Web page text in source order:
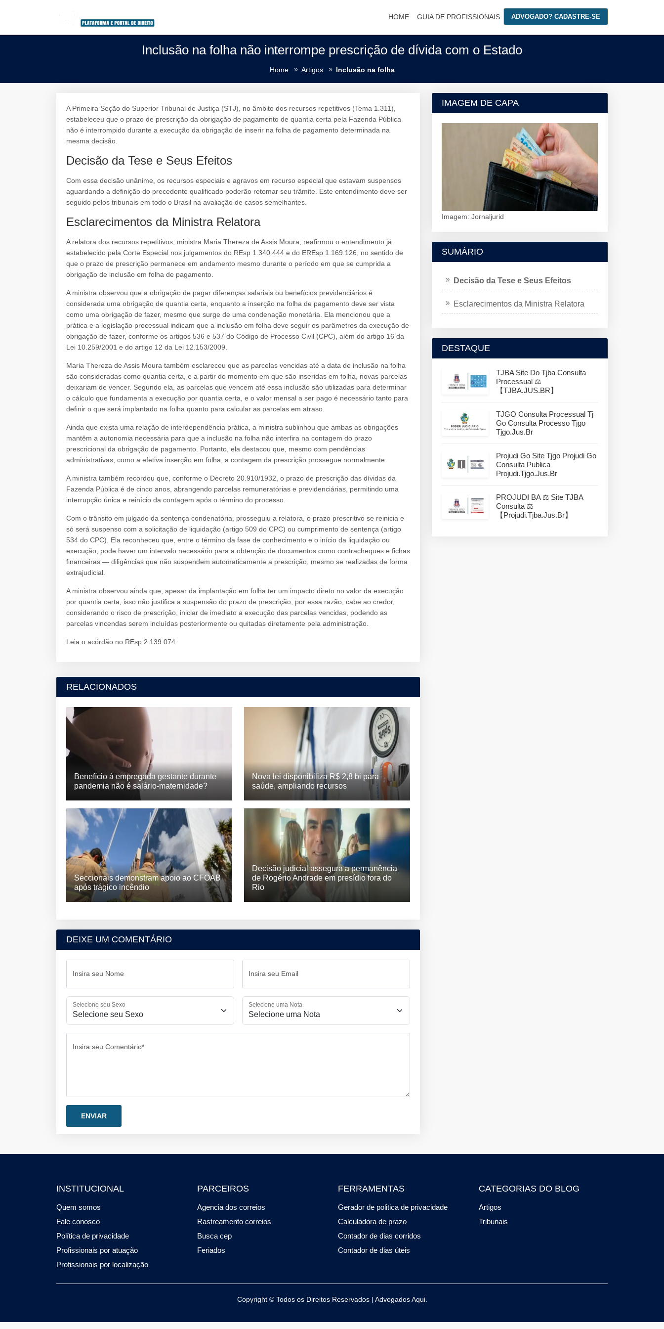
HOME GUIA DE PROFISSIONAIS ADVOGADO? CADASTRE-SE
Inclusão na folha não interrompe prescrição de dívida com o Estado
Home Artigos Inclusão na folha
A Primeira Seção do Superior Tribunal de Justiça (STJ), no âmbito dos recursos repetitivos (Tema 1.311),
estabeleceu que o prazo de prescrição da obrigação de pagamento de quantia certa pela Fazenda Pública
não é interrompido durante a execução da obrigação de inserir na folha de pagamento determinada na
mesma decisão.
Decisão da Tese e Seus Efeitos
Com essa decisão unânime, os recursos especiais e agravos em recurso especial que estavam suspensos
aguardando a definição do precedente qualificado poderão retomar seu trâmite. Este entendimento deve ser
seguido pelos tribunais em todo o Brasil na avaliação de casos semelhantes.
Esclarecimentos da Ministra Relatora
A relatora dos recursos repetitivos, ministra Maria Thereza de Assis Moura, reafirmou o entendimento já
estabelecido pela Corte Especial nos julgamentos do REsp 1.340.444 e do EREsp 1.169.126, no sentido de
que o prazo de prescrição permanece em andamento mesmo durante o período em que se cumprida a
obrigação de inclusão em folha de pagamento.
A ministra observou que a obrigação de pagar diferenças salariais ou benefícios previdenciários é
considerada uma obrigação de quantia certa, enquanto a inserção na folha de pagamento deve ser vista
como uma obrigação de fazer, mesmo que surge de uma condenação monetária. Ela mencionou que a
prática e a legislação processual indicam que a inclusão em folha deve seguir os parâmetros da execução de
obrigação de fazer, conforme os artigos 536 e 537 do Código de Processo Civil (CPC), além do artigo 16 da
Lei 10.259/2001 e do artigo 12 da Lei 12.153/2009.
Maria Thereza de Assis Moura também esclareceu que as parcelas vencidas até a data de inclusão na folha
são consideradas como quantia certa, e a partir do momento em que são inseridas em folha, novas parcelas
deixariam de vencer. Segundo ela, as parcelas que vencem até essa inclusão são utilizadas para determinar
o cálculo que fundamenta a execução por quantia certa, e o valor mensal a ser pago é necessário tanto para
definir o que será implantado na folha quanto para calcular as parcelas em atraso.
Ainda que exista uma relação de interdependência prática, a ministra sublinhou que ambas as obrigações
mantêm a autonomia necessária para que a inclusão na folha não interfira na contagem do prazo
prescricional da obrigação de pagamento. Portanto, ela destacou que, mesmo com pendências
administrativas, como a efetiva inserção em folha, a contagem da prescrição prossegue normalmente.
A ministra também recordou que, conforme o Decreto 20.910/1932, o prazo de prescrição das dívidas da
Fazenda Pública é de cinco anos, abrangendo parcelas remuneratórias e previdenciárias, permitindo uma
interrupção única e reinício da contagem após o término do processo.
Com o trânsito em julgado da sentença condenatória, prosseguiu a relatora, o prazo prescritivo se reinicia e
só será suspenso com a solicitação de liquidação (artigo 509 do CPC) ou cumprimento de sentença (artigo
534 do CPC). Ela reconheceu que, entre o término da fase de conhecimento e o início da liquidação ou
execução, pode haver um intervalo necessário para a obtenção de documentos como contracheques e fichas
financeiras — diligências que não suspendem automaticamente a prescrição, mesmo se realizadas de forma
extrajudicial.
A ministra observou ainda que, apesar da implantação em folha ter um impacto direto no valor da execução
por quantia certa, isso não justifica a suspensão do prazo de prescrição; por essa razão, cabe ao credor,
considerando o risco de prescrição, iniciar de imediato a execução das parcelas vencidas, podendo as
parcelas vincendas serem incluídas posteriormente ou quitadas diretamente pela administração.
Leia o acórdão no REsp 2.139.074.
RELACIONADOS
Benefício à empregada gestante durante
pandemia não é salário-maternidade?
Nova lei disponibiliza R$ 2,8 bi para
saúde, ampliando recursos
Seccionais demonstram apoio ao CFOAB
após trágico incêndio
Decisão judicial assegura a permanência
de Rogério Andrade em presídio fora do
Rio
DEIXE UM COMENTÁRIO
Insira seu Nome Insira seu Email
Selecione seu Sexo Selecione uma Nota
Insira seu Comentário*
IMAGEM DE CAPA
Imagem: Jornaljurid
SUMÁRIO
Decisão da Tese e Seus Efeitos
Esclarecimentos da Ministra Relatora
DESTAQUE
TJBA Site Do Tjba Consulta
Processual ⚖️
【TJBA.JUS.BR】
TJGO Consulta Processual Tj
Go Consulta Processo Tjgo
Tjgo.jus.br
Projudi Go Site Tjgo Projudi Go
Consulta Publica
Projudi.tjgo.jus.br
PROJUDI BA ⚖️ Site TJBA
Consulta ⚖️
【projudi.tjba.jus.br】
INSTITUCIONAL
Quem somos
Fale conosco
Política de privacidade
Profissionais por atuação
Profissionais por localização
PARCEIROS
Agencia dos correios
Rastreamento correios
Busca cep
Feriados
FERRAMENTAS
Gerador de politica de privacidade
Calculadora de prazo
Contador de dias corridos
Contador de dias úteis
CATEGORIAS DO BLOG
Artigos
Tribunais
Copyright © Todos os Direitos Reservados | Advogados Aqui.